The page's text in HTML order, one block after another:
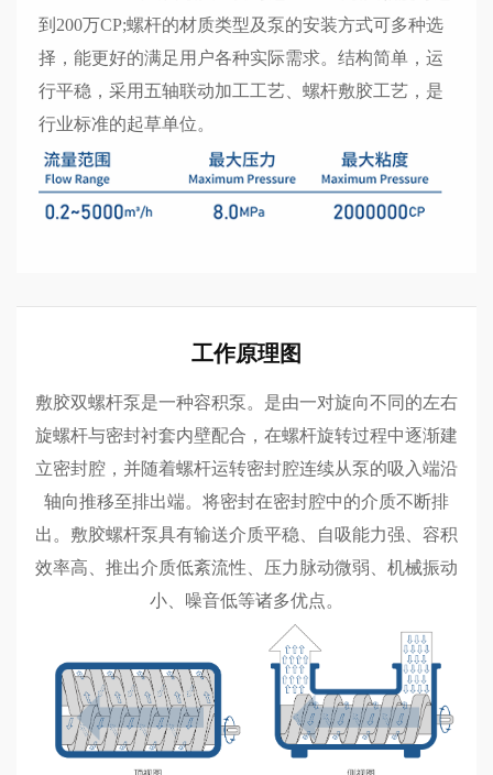
到200万CP;螺杆的材质类型及泵的安装方式可多种选
择，能更好的满足用户各种实际需求。结构简单，运
行平稳，采用五轴联动加工工艺、螺杆敷胶工艺，是
行业标准的起草单位。
工作原理图
敷胶双螺杆泵是一种容积泵。是由一对旋向不同的左右
旋螺杆与密封衬套内壁配合，在螺杆旋转过程中逐渐建
立密封腔，并随着螺杆运转密封腔连续从泵的吸入端沿
轴向推移至排出端。将密封在密封腔中的介质不断排
出。敷胶螺杆泵具有输送介质平稳、自吸能力强、容积
效率高、推出介质低紊流性、压力脉动微弱、机械振动
小、噪音低等诸多优点。